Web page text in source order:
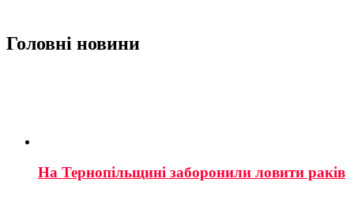
Головні новини
На Тернопільщині заборонили ловити раків